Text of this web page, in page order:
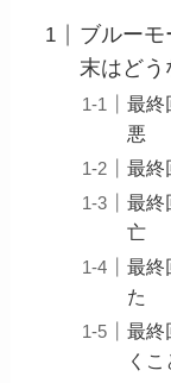
ブルー
末はどう
最終
悪
最終
最終
亡
最終
た
最終
く